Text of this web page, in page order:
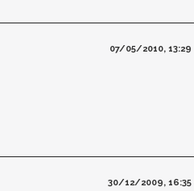
07/05/2010, 13:29
30/12/2009, 16:35